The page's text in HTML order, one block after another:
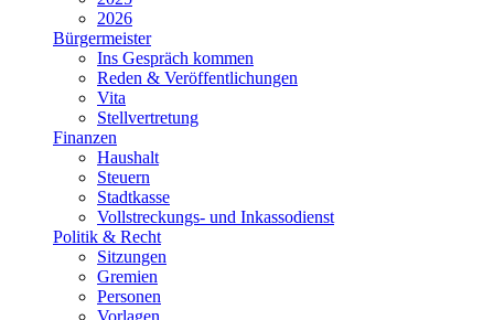
2026
Bürgermeister
Ins Gespräch kommen
Reden & Veröffentlichungen
Vita
Stellvertretung
Finanzen
Haushalt
Steuern
Stadtkasse
Vollstreckungs- und Inkassodienst
Politik & Recht
Sitzungen
Gremien
Personen
Vorlagen